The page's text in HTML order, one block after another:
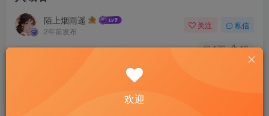
陌上烟雨遥
2年前发布
关注 私信
176 12
织梦cms是什么?织梦cms是一个内容管理系统，用于网站建
中主题（内置10W套海织梦cms模板），一个网站就搭建成
欢迎